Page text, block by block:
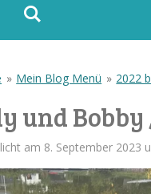
» Mein Blog Menü » 2022
und
am 8. September 2023